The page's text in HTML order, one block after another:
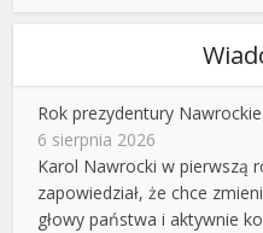
Rok prezydentury
6 sierpnia 2026
Karol Nawrocki w pierwszą
zapowiedział, że chce
głowy państwa i aktywnie